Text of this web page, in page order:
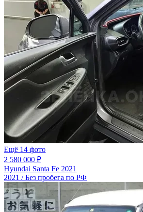
Ещё 14 фото
2 580 000 ₽
Hyundai Santa Fe 2021
2021 / Без пробега по РФ